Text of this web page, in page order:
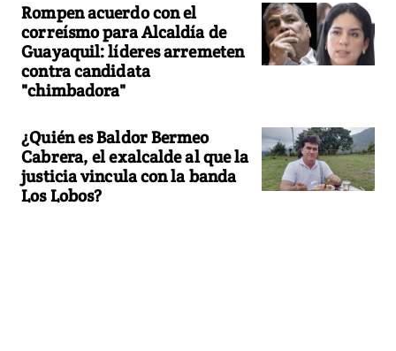
Rompen acuerdo con el
correísmo para Alcaldía de
Guayaquil: líderes arremeten
contra candidata
"chimbadora"
¿Quién es Baldor Bermeo
Cabrera, el exalcalde al que la
justicia vincula con la banda
Los Lobos?